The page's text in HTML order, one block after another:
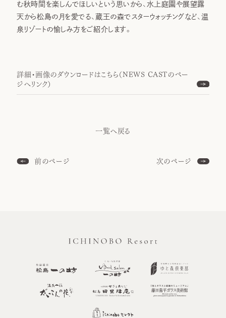
む秋時間を楽しんでほしいという思いから、水上庭園や展望露
天から松島の月を愛でる、蔵王の森でスターウォッチングなど、温
泉リゾートの愉しみ方をご紹介します。
詳細・画像のダウンロードはこちら（NEWS CASTのペー
ジへリンク）
前のページ
一覧へ戻る
次のページ